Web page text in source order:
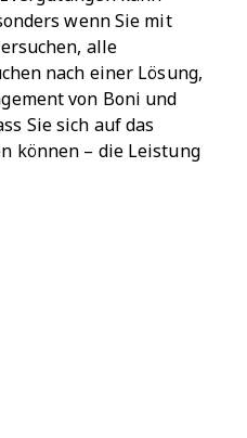
wenn Sie mit
alle
nach einer Lösung,
von Boni und
Sie sich auf das
können – die Leistung